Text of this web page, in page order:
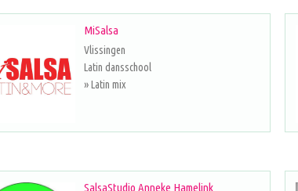
MiSalsa
Vlissingen
Latin dansschool
» Latin mix
SalsaStudio Anneke Hamelink